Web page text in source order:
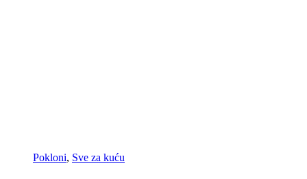
Pokloni, Sve za kuću